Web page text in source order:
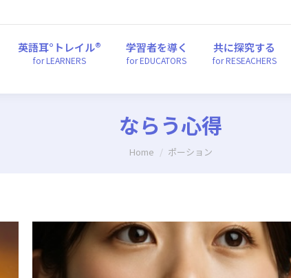
英語耳°トレイル®
for LEARNERS
学習者を導く
for EDUCATORS
共に探究する
for RESEACHERS
ならう心得
You are here:
Home ポーション
英語耳°トレイル® 学習者を導く 共に探究する